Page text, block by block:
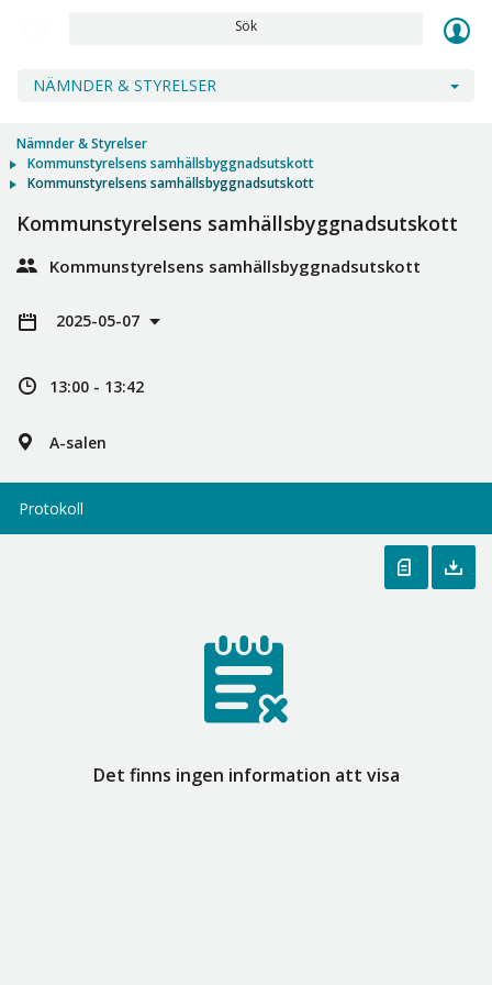
Sök
NÄMNDER & STYRELSER
Nämnder & Styrelser
Kommunstyrelsens samhällsbyggnadsutskott
Kommunstyrelsens samhällsbyggnadsutskott
Kommunstyrelsens samhällsbyggnadsutskott
Kommunstyrelsens samhällsbyggnadsutskott
2025-05-07
13:00 - 13:42
A-salen
Protokoll
Det finns ingen information att visa